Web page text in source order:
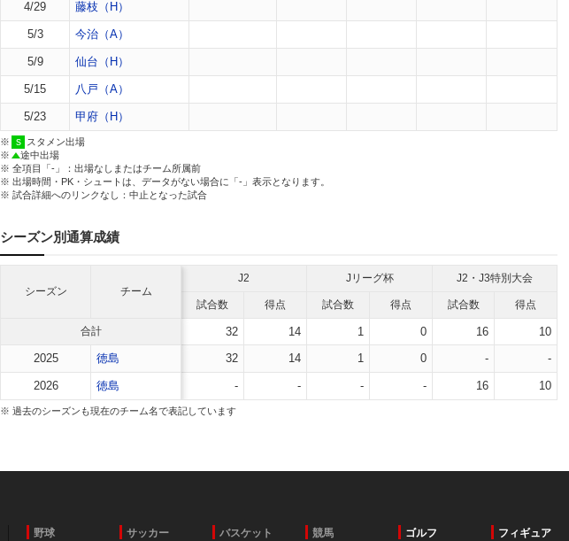
4/29 藤枝（H）
5/3 今治（A）
5/9 仙台（H）
5/15 八戸（A）
5/23 甲府（H）
※
スタメン出場
※
途中出場
※ 全項目「-」：出場なしまたはチーム所属前
※ 出場時間・PK・シュートは、データがない場合に「-」表示となります。
※ 試合詳細へのリンクなし：中止となった試合
シーズン別通算成績
シーズン チーム
J2 Jリーグ杯 J2・J3特別大会
試合数 得点 試合数 得点 試合数 得点
合計 32 14 1 0 16
10
2025
徳島 32 14 1 0 - -
2026 徳島 - - - - 16 10
※ 過去のシーズンも現在のチーム名で表記しています
野球 サッカー バスケット 競馬 ゴルフ フィギュア